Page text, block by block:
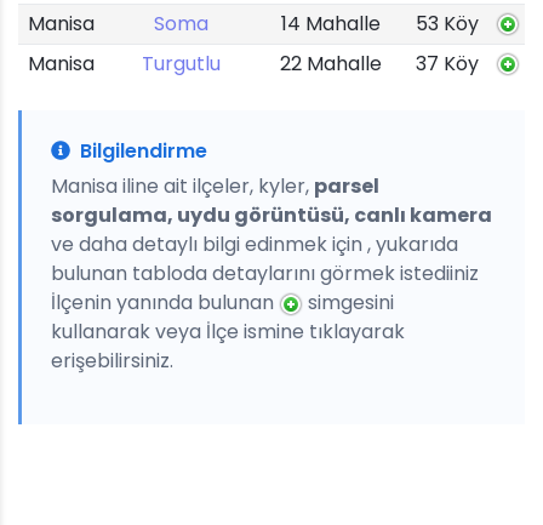
Manisa
Soma 14 Mahalle
53 Köy
Manisa
Turgutlu 22 Mahalle 37 Köy
Bilgilendirme
Manisa iline ait ilçeler, kyler, parsel
sorgulama, uydu görüntüsü, canlı kamera
ve daha detaylı bilgi edinmek için , yukarıda
bulunan tabloda detaylarını görmek istediiniz
İlçenin yanında bulunan
simgesini
kullanarak veya İlçe ismine tıklayarak
erişebilirsiniz.